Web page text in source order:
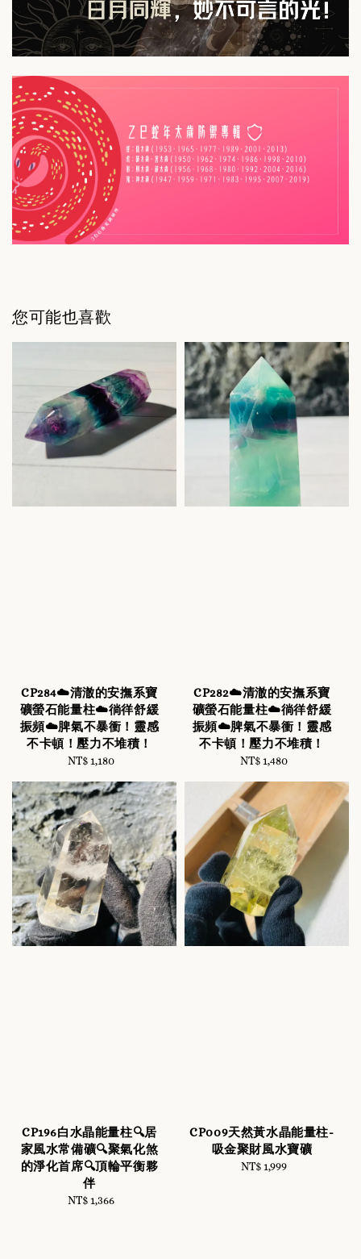
您可能也喜歡
CP284☁️清澈的安撫系寶
礦螢石能量柱☁️徜徉舒緩
振頻☁️脾氣不暴衝！靈感
不卡頓！壓力不堆積！
Regular
NT$ 1,180
CP282☁️清澈的安撫系寶
礦螢石能量柱☁️徜徉舒緩
振頻☁️脾氣不暴衝！靈感
不卡頓！壓力不堆積！
Regular
NT$ 1,480
CP196白水晶能量柱🔍居
家風水常備礦🔍聚氣化煞
的淨化首席🔍頂輪平衡夥
伴
Regular
NT$ 1,366
CP009天然黃水晶能量柱-
吸金聚財風水寶礦
Regular
NT$ 1,999